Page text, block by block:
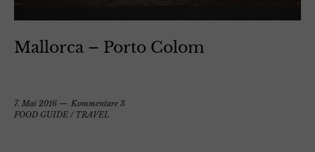
Mallorca – Porto Colom
7. Mai 2016
Kommentare 3
FOOD GUIDE / TRAVEL